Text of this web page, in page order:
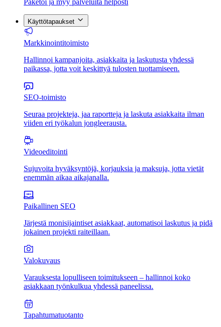
Paketoi ja myy palveluita helposti
Käyttötapaukset
Markkinointitoimisto
Hallinnoi kampanjoita, asiakkaita ja laskutusta yhdessä
paikassa, jotta voit keskittyä tulosten tuottamiseen.
SEO-toimisto
Seuraa projekteja, jaa raportteja ja laskuta asiakkaita ilman
viiden eri työkalun jongleerausta.
Videoeditointi
Sujuvoita hyväksyntöjä, korjauksia ja maksuja, jotta vietät
enemmän aikaa aikajanalla.
Paikallinen SEO
Järjestä monisijaintiset asiakkaat, automatisoi laskutus ja pidä
jokainen projekti raiteillaan.
Valokuvaus
Varauksesta lopulliseen toimitukseen – hallinnoi koko
asiakkaan työnkulkua yhdessä paneelissa.
Tapahtumatuotanto